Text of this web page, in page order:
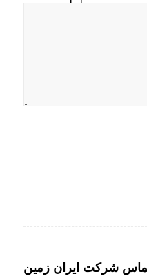
ایمیل و
شرکت ایران زمین